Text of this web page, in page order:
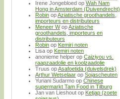
Irene Jongebloed op Wah Nam
Hong in Amsterdam (Duivendrecht)
Robin opAziatische groothandels,
importeurs en distributeurs
Meneer WopAziatische
groothandels, importeurs en
distributeurs
Robin op Kemiri noten
Lisa op Kemiri noten
anonieme helper op Caiziyou vs.
raapzaadolie en koolzaadolie
Truus opAsafoetida (duivelsdrek)
Arthur Wetselaar op Sojascheuten
Yuriani Sudarmo op Chinese
supermarkt Tam Food in Tilburg
Jan van Lieshout op Ketjap (zoete